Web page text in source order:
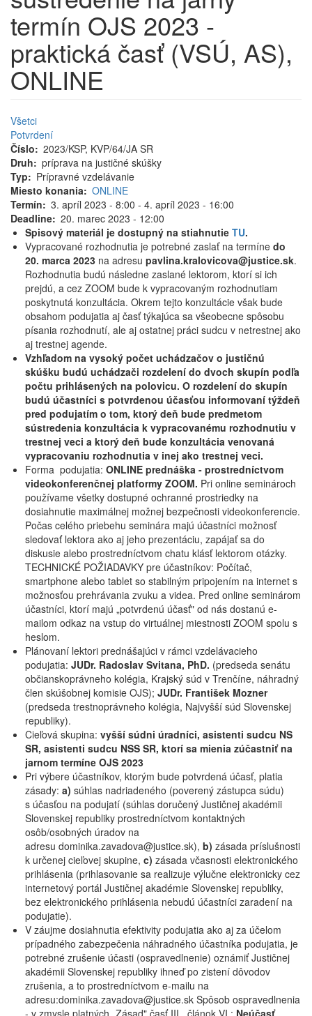
termín OJS 2023 -
praktická časť (VSÚ, AS),
ONLINE
Všetci
Potvrdení
Číslo
2023/KSP, KVP/64/JA SR
Druh
príprava na justičné skúšky
Typ
Prípravné vzdelávanie
Miesto konania ONLINE
Termín
3. apríl 2023 - 8:00 - 4. apríl 2023 - 16:00
Deadline 20. marec 2023 - 12:00
Spisový materiál je dostupný na stiahnutie TU.
Vypracované rozhodnutia je potrebné zaslať na termíne do
20. marca 2023 na adresu pavlina.kralovicova@justice.sk.
Rozhodnutia budú následne zaslané lektorom, ktorí si ich
prejdú, a cez ZOOM bude k vypracovaným rozhodnutiam
poskytnutá konzultácia. Okrem tejto konzultácie však bude
obsahom podujatia aj časť týkajúca sa všeobecne spôsobu
písania rozhodnutí, ale aj ostatnej práci sudcu v netrestnej ako
aj trestnej agende.
Vzhľadom na vysoký počet uchádzačov o justičnú
skúšku budú uchádzači rozdelení do dvoch skupín podľa
počtu prihlásených na polovicu. O rozdelení do skupín
budú účastníci s potvrdenou účasťou informovaní týždeň
pred podujatím o tom, ktorý deň bude predmetom
sústredenia konzultácia k vypracovanému rozhodnutiu v
trestnej veci a ktorý deň bude konzultácia venovaná
vypracovaniu rozhodnutia v inej ako trestnej veci.
Forma podujatia: ONLINE prednáška - prostredníctvom
videokonferenčnej platformy ZOOM. Pri online seminároch
používame všetky dostupné ochranné prostriedky na
dosiahnutie maximálnej možnej bezpečnosti videokonferencie.
Počas celého priebehu seminára majú účastníci možnosť
sledovať lektora ako aj jeho prezentáciu, zapájať sa do
diskusie alebo prostredníctvom chatu klásť lektorom otázky.
TECHNICKÉ POŽIADAVKY pre účastníkov: Počítač,
smartphone alebo tablet so stabilným pripojením na internet s
možnosťou prehrávania zvuku a videa. Pred online seminárom
účastníci, ktorí majú „potvrdenú účasť" od nás dostanú e-
mailom odkaz na vstup do virtuálnej miestnosti ZOOM spolu s
heslom.
Plánovaní lektori prednášajúci v rámci vzdelávacieho
podujatia: JUDr. Radoslav Svitana, PhD. (predseda senátu
občianskoprávneho kolégia, Krajský súd v Trenčíne, náhradný
člen skúšobnej komisie OJS); JUDr. František Mozner
(predseda trestnoprávneho kolégia, Najvyšší súd Slovenskej
republiky).
Cieľová skupina: vyšší súdni úradníci, asistenti sudcu NS
SR, asistenti sudcu NSS SR, ktorí sa mienia zúčastniť na
jarnom termíne OJS 2023
Pri výbere účastníkov, ktorým bude potvrdená účasť, platia
zásady: a) súhlas nadriadeného (poverený zástupca súdu)
s účasťou na podujatí (súhlas doručený Justičnej akadémii
Slovenskej republiky prostredníctvom kontaktných
osôb/osobných úradov na
adresu dominika.zavadova@justice.sk), b) zásada príslušnosti
k určenej cieľovej skupine, c) zásada včasnosti elektronického
prihlásenia (prihlasovanie sa realizuje výlučne elektronicky cez
internetový portál Justičnej akadémie Slovenskej republiky,
bez elektronického prihlásenia nebudú účastníci zaradení na
podujatie).
V záujme dosiahnutia efektivity podujatia ako aj za účelom
prípadného zabezpečenia náhradného účastníka podujatia, je
potrebné zrušenie účasti (ospravedlnenie) oznámiť Justičnej
akadémii Slovenskej republiky ihneď po zistení dôvodov
zrušenia, a to prostredníctvom e-mailu na
adresu:dominika.zavadova@justice.sk Spôsob ospravedlnenia
- v zmysle platných „Zásad" časť III., článok VI.: Neúčasť